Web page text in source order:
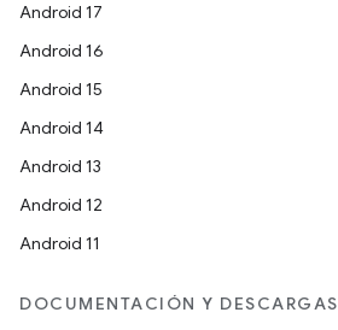
Android 17
Android 16
Android 15
Android 14
Android 13
Android 12
Android 11
DOCUMENTACIÓN Y DESCARGAS